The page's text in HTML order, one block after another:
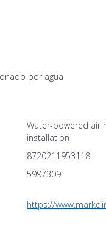
por agua
Water-powered air
installation
8720211953118
5997309
https://